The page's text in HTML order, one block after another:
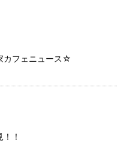
フェニュース☆
！